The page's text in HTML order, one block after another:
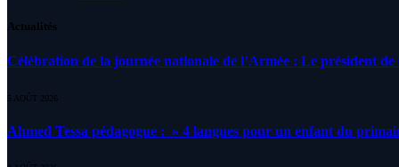
Actualités
Célébration de la journée nationale de l’Armée : Le président
5 AOÛT 2026
Ahmed Tessa pédagogue : » 4 langues pour un enfant du